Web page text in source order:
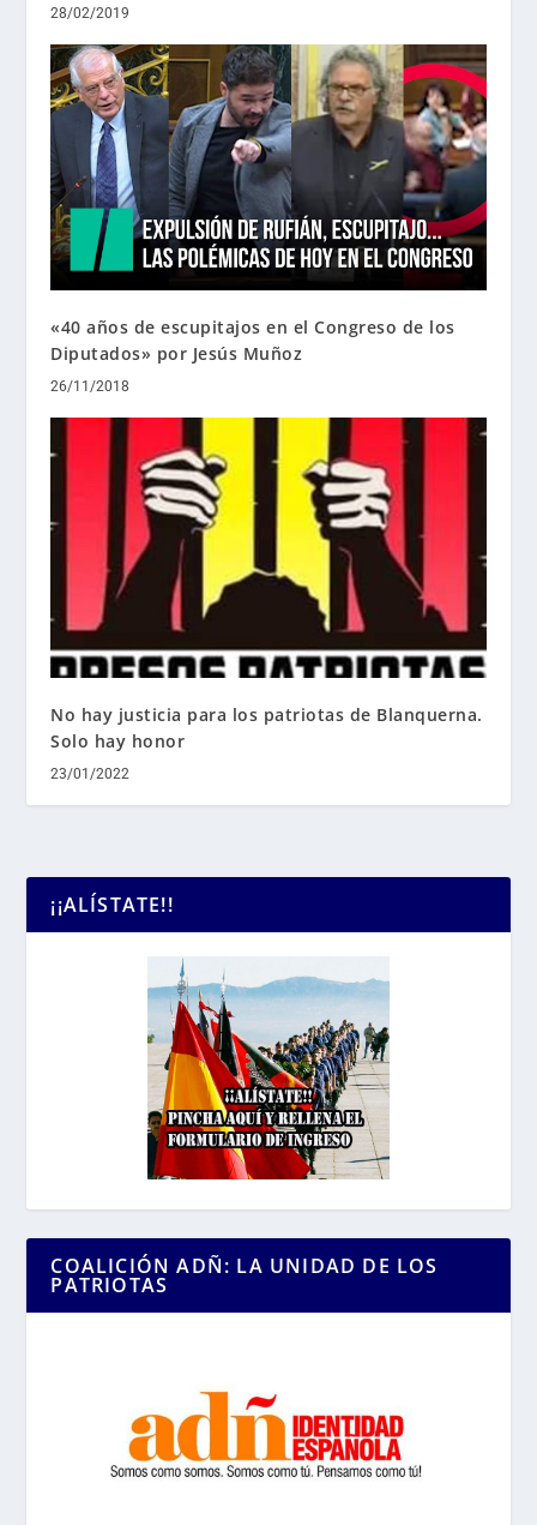
28/02/2019
«40 años de escupitajos en el Congreso de los
Diputados» por Jesús Muñoz
26/11/2018
No hay justicia para los patriotas de Blanquerna.
Solo hay honor
23/01/2022
¡¡ALÍSTATE!!
COALICIÓN ADÑ: LA UNIDAD DE LOS
PATRIOTAS